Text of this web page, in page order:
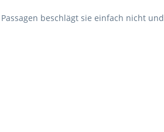
beschlägt sie einfach nicht und